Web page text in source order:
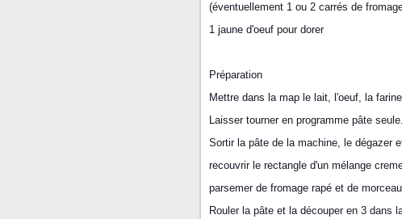
(éventuellement 1 ou 2 carrés de
1 jaune d'oeuf pour dorer
Préparation
Mettre dans la map le lait, l'oeuf, la
Laisser tourner en programme pâte
Sortir la pâte de la machine, le dégazer
recouvrir le rectangle d'un mélange
parsemer de fromage rapé et de
Rouler la pâte et la découper en 3 dans